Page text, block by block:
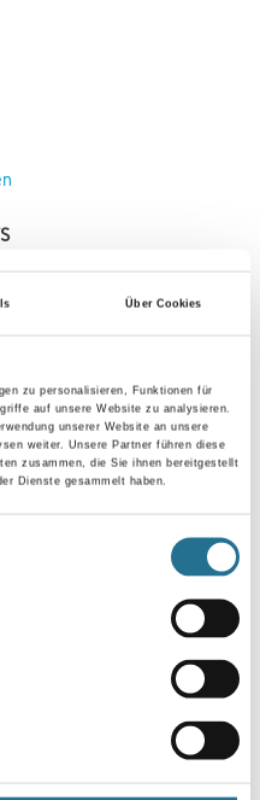
Über Cookies
zu personalisieren, Funktionen für
auf unsere Website zu analysieren.
unserer Website an unsere
weiter. Unsere Partner führen diese
zusammen, die Sie ihnen bereitgestellt
Dienste gesammelt haben.